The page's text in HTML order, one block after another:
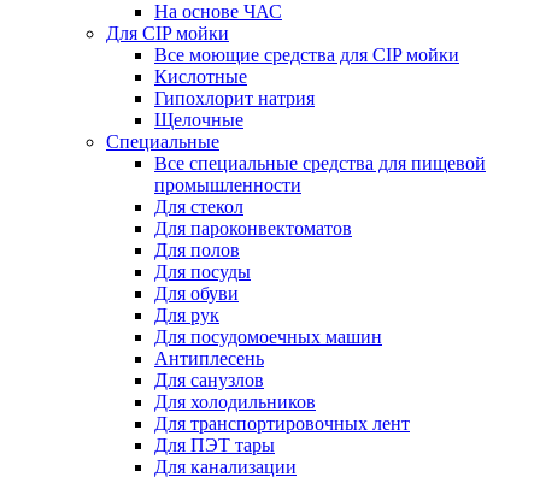
На основе ЧАС
Для CIP мойки
Все моющие средства для CIP мойки
Кислотные
Гипохлорит натрия
Щелочные
Специальные
Все специальные средства для пищевой
промышленности
Для стекол
Для пароконвектоматов
Для полов
Для посуды
Для обуви
Для рук
Для посудомоечных машин
Антиплесень
Для санузлов
Для холодильников
Для транспортировочных лент
Для ПЭТ тары
Для канализации